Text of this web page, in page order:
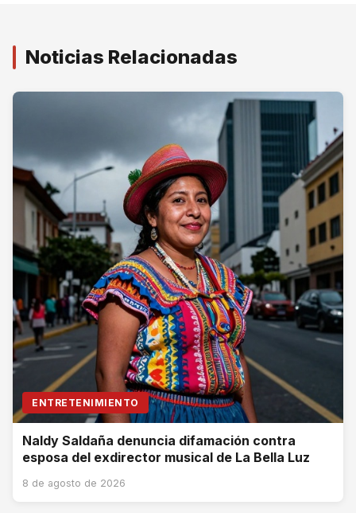
Noticias Relacionadas
ENTRETENIMIENTO
Naldy Saldaña denuncia difamación contra
esposa del exdirector musical de La Bella Luz
8 de agosto de 2026